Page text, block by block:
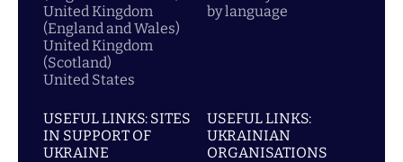
United Kingdom
(England and Wales)
United Kingdom
(Scotland)
United States
by language
USEFUL LINKS: SITES
IN SUPPORT OF
UKRAINE
USEFUL LINKS:
UKRAINIAN
ORGANISATIONS